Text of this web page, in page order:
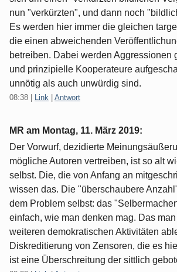
nun "verkürzten", und dann noch
Es werden hier immer die gleichen
die einen abweichenden
betreiben. Dabei werden Aggressionen
und prinzipielle Kooperateure
unnötig als auch unwürdig sind.
08:38 Link Antwort
MR am Montag, 11. März 2019:
Der Vorwurf, dezidierte
mögliche Autoren vertreiben, ist so alt
selbst. Die, die von Anfang an
wissen das. Die "überschaubere
dem Problem selbst: das
einfach, wie man denken mag. Das
weiteren demokratischen Aktivitäten
Diskreditierung von Zensoren, die es
ist eine Überschreitung der sittlich